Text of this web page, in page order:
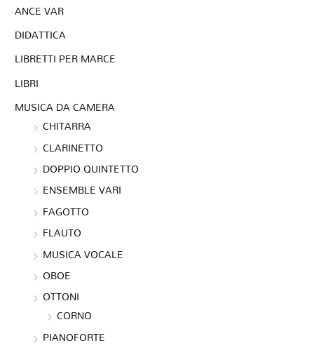
ANCE VAR
DIDATTICA
LIBRETTI PER MARCE
LIBRI
MUSICA DA CAMERA
CHITARRA
CLARINETTO
DOPPIO QUINTETTO
ENSEMBLE VARI
FAGOTTO
FLAUTO
MUSICA VOCALE
OBOE
OTTONI
CORNO
PIANOFORTE